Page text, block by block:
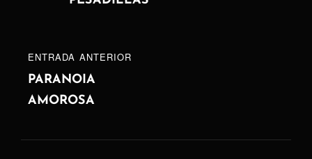
ENTRADA
ANTERIOR
ENTRADA ANTERIOR
PARANOIA
AMOROSA